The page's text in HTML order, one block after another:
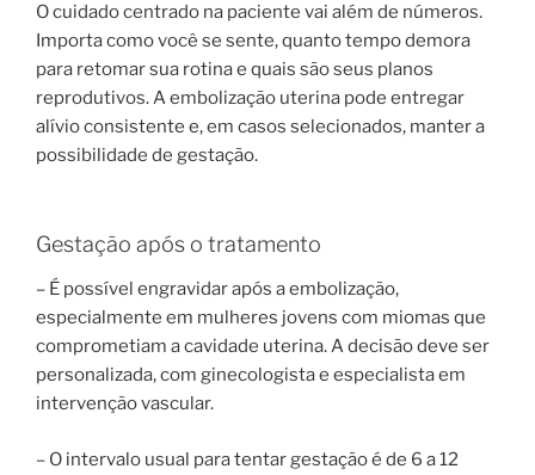
O cuidado centrado na paciente vai além de números.
Importa como você se sente, quanto tempo demora
para retomar sua rotina e quais são seus planos
reprodutivos. A embolização uterina pode entregar
alívio consistente e, em casos selecionados, manter a
possibilidade de gestação.
Gestação após o tratamento
– É possível engravidar após a embolização,
especialmente em mulheres jovens com miomas que
comprometiam a cavidade uterina. A decisão deve ser
personalizada, com ginecologista e especialista em
intervenção vascular.
– O intervalo usual para tentar gestação é de 6 a 12